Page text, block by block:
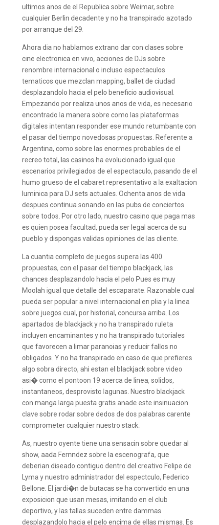
ultimos anos de el Republica sobre Weimar, sobre
cualquier Berlin decadente y no ha transpirado azotado
por arranque del 29.
Ahora dia no hablamos extrano dar con clases sobre
cine electronica en vivo, acciones de DJs sobre
renombre internacional o incluso espectaculos
tematicos que mezclan mapping, ballet de ciudad
desplazandolo hacia el pelo beneficio audiovisual.
Empezando por realiza unos anos de vida, es necesario
encontrado la manera sobre como las plataformas
digitales intentan responder ese mundo retumbante con
el pasar del tiempo novedosas propuestas. Referente a
Argentina, como sobre las enormes probables de el
recreo total, las casinos ha evolucionado igual que
escenarios privilegiados de el espectaculo, pasando de el
humo grueso de el cabaret representativo a la exaltacion
luminica para DJ sets actuales. Ochenta anos de vida
despues continua sonando en las pubs de conciertos
sobre todos. Por otro lado, nuestro casino que paga mas
es quien posea facultad, pueda ser legal acerca de su
pueblo y dispongas validas opiniones de las cliente.
La cuantia completo de juegos supera las 400
propuestas, con el pasar del tiempo blackjack, las
chances desplazandolo hacia el pelo Pues es muy
Moolah igual que detalle del escaparate. Razonable cual
pueda ser popular a nivel internacional en plia y la linea
sobre juegos cual, por historial, concursa arriba. Los
apartados de blackjack y no ha transpirado ruleta
incluyen encaminantes y no ha transpirado tutoriales
que favorecen a limar paranoias y reducir fallos no
obligados. Y no ha transpirado en caso de que prefieres
algo sobra directo, ahi estan el blackjack sobre video
asi� como el pontoon 19 acerca de linea, solidos,
instantaneos, desprovisto lagunas. Nuestro blackjack
con manga larga puesta gratis anade este insinuacion
clave sobre rodar sobre dedos de dos palabras carente
comprometer cualquier nuestro stack.
As, nuestro oyente tiene una sensacin sobre quedar al
show, aada Fernndez sobre la escenografa, que
deberian diseado contiguo dentro del creativo Felipe de
Lyma y nuestro administrador del espectculo, Federico
Bellone. El jardi�n de butacas se ha convertido en una
exposicion que usan mesas, imitando en el club
deportivo, y las tallas suceden entre dammas
desplazandolo hacia el pelo encima de ellas mismas. Es